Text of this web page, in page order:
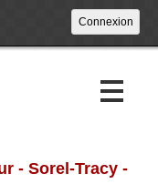
- Sorel-Tracy -